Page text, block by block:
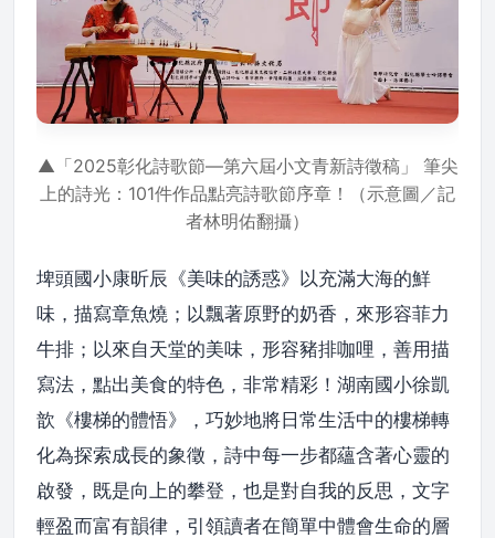
▲「2025彰化詩歌節—第六屆小文青新詩徵稿」 筆尖
上的詩光：101件作品點亮詩歌節序章！（示意圖／記
者林明佑翻攝）
埤頭國小康昕辰《美味的誘惑》以充滿大海的鮮
味，描寫章魚燒；以飄著原野的奶香，來形容菲力
牛排；以來自天堂的美味，形容豬排咖哩，善用描
寫法，點出美食的特色，非常精彩！湖南國小徐凱
歆《樓梯的體悟》，巧妙地將日常生活中的樓梯轉
化為探索成長的象徵，詩中每一步都蘊含著心靈的
啟發，既是向上的攀登，也是對自我的反思，文字
輕盈而富有韻律，引領讀者在簡單中體會生命的層